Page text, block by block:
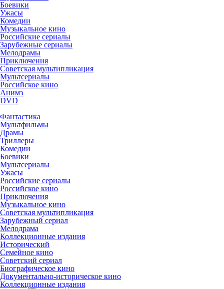
Боевики
Ужасы
Комедии
Музыкальное кино
Российские сериалы
Зарубежные сериалы
Мелодрамы
Приключения
Советская мультипликация
Мультсериалы
Российское кино
Анимэ
DVD
Фантастика
Мультфильмы
Драмы
Триллеры
Комедии
Боевики
Мультсериалы
Ужасы
Российские сериалы
Российское кино
Приключения
Музыкальное кино
Советская мультипликация
Зарубежный сериал
Мелодрама
Коллекционные издания
Исторический
Семейное кино
Советский сериал
Биографическое кино
Документально-историческое кино
Коллекционные издания